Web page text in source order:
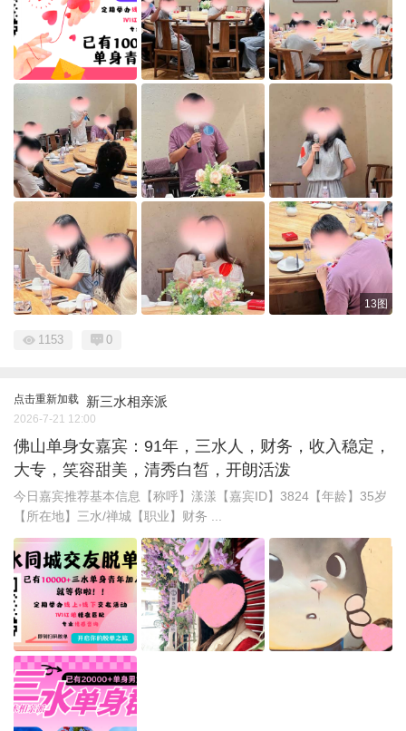
13图
1153 0
点击重新加载 新三水相亲派
2026-7-21 12:00
佛山单身女嘉宾：91年，三水人，财务，收入稳定，
大专，笑容甜美，清秀白皙，开朗活泼
今日嘉宾推荐基本信息【称呼】漾漾【嘉宾ID】3824【年龄】35岁
【所在地】三水/禅城【职业】财务 ...